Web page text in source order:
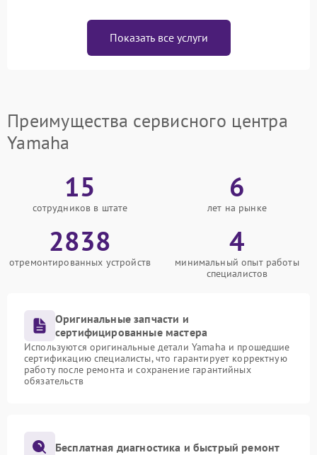
Показать все услуги
Преимущества сервисного центра
Yamaha
15
сотрудников в штате
6
лет на рынке
2838
отремонтированных устройств
4
минимальный опыт работы
специалистов
Оригинальные запчасти и
сертифицированные мастера
Используются оригинальные детали Yamaha и прошедшие
сертификацию специалисты, что гарантирует корректную
работу после ремонта и сохранение гарантийных
обязательств
Бесплатная диагностика и быстрый ремонт